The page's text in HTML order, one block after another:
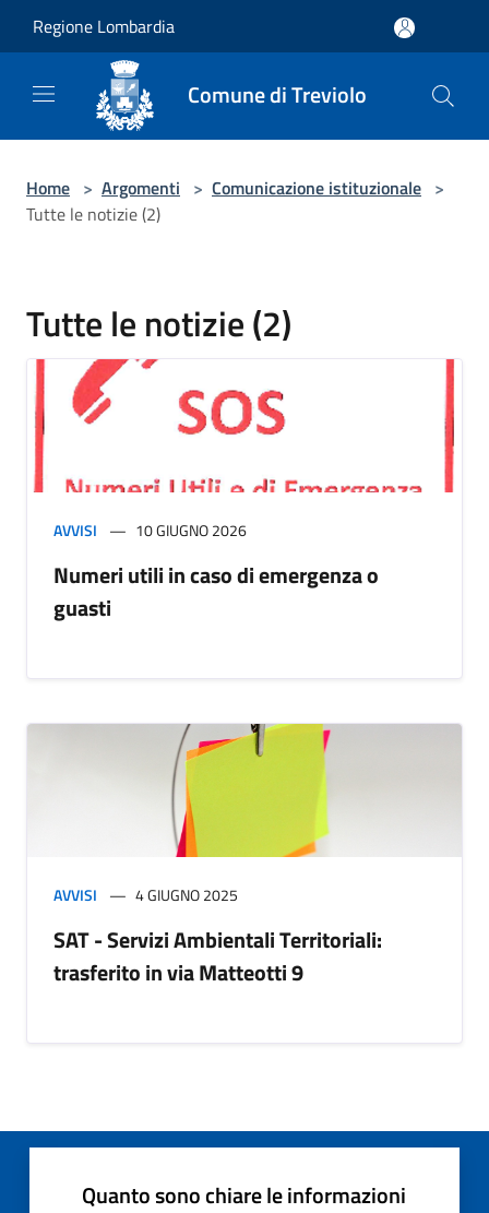
Regione Lombardia
Comune di Treviolo
Home > Argomenti > Comunicazione istituzionale >
Tutte le notizie (2)
Tutte le notizie (2)
AVVISI 10 GIUGNO 2026
Numeri utili in caso di emergenza o
guasti
AVVISI 4 GIUGNO 2025
SAT - Servizi Ambientali Territoriali:
trasferito in via Matteotti 9
Quanto sono chiare le informazioni